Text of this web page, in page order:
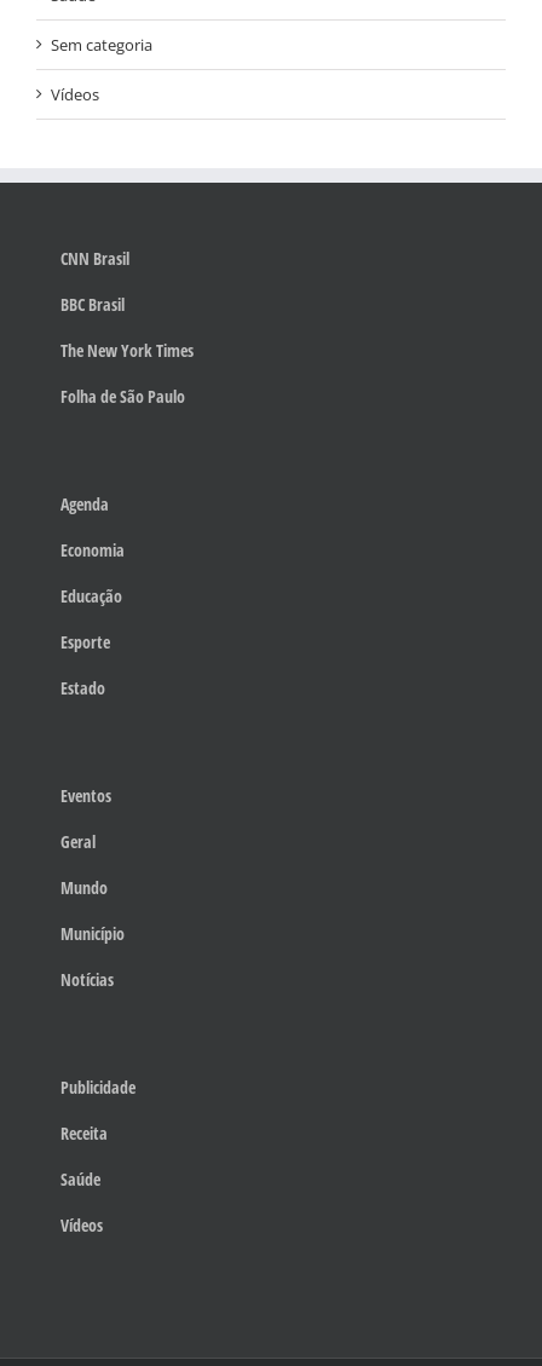
Sem categoria
Vídeos
CNN Brasil
BBC Brasil
The New York Times
Folha de São Paulo
Agenda
Economia
Educação
Esporte
Estado
Eventos
Geral
Mundo
Município
Notícias
Publicidade
Receita
Saúde
Vídeos